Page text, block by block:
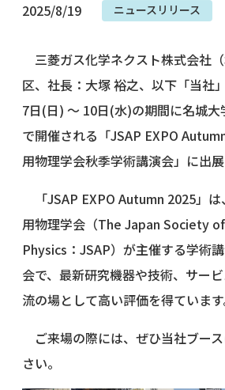
2025/8/19 ニュースリリース
三菱ガス化学ネクスト株式会社
区、社長：大塚 裕之、以下「当社
7日(日) ～ 10日(水)の期間に名城大
で開催される「JSAP EXPO
用物理学会秋季学術講演会」に出展
「JSAP EXPO Autumn 2025」
用物理学会（The Japan Society
Physics：JSAP）が主催する学術
会で、最新研究機器や技術、サー
流の場として高い評価を得ています
ご来場の際には、ぜひ当社ブー
さい。